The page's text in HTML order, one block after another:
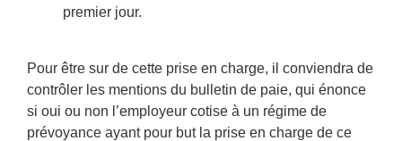
premier jour.
Pour être sur de cette prise en charge, il conviendra de
contrôler les mentions du bulletin de paie, qui énonce
si oui ou non l’employeur cotise à un régime de
prévoyance ayant pour but la prise en charge de ce